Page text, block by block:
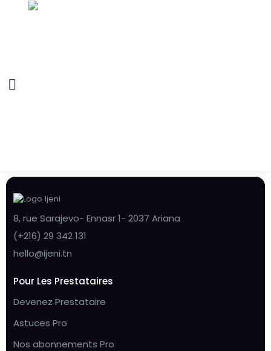
8, rue Sarajevo- Ennasr 1- 2037 Ariana
(+216) 29 342 131
hello@ijeni.tn
Pour Les Prestataires
Devenez Prestataire
Astuces Pro
Nos abonnements Pro